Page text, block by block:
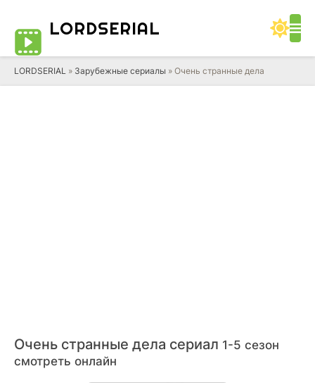
LORDSERIAL
LORDSERIAL » Зарубежные сериалы » Очень странные дела
Очень странные дела сериал 1-5 сезон
смотреть онлайн